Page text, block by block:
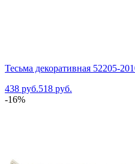
Тесьма декоративная 52205-
438 руб.518 руб.
-16%